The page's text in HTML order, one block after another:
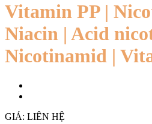
Vitamin PP |
Niacin | Acid
Nicotinamid |
GIÁ: LIÊN HỆ